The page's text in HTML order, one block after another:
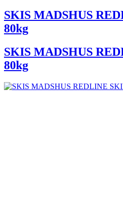
SKIS MADSHUS
80kg
SKIS MADSHUS
80kg